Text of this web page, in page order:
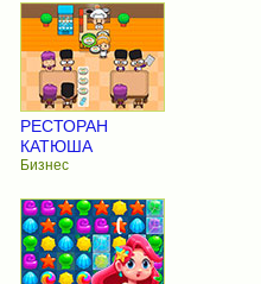
РЕСТОРАН
КАТЮША
Бизнес